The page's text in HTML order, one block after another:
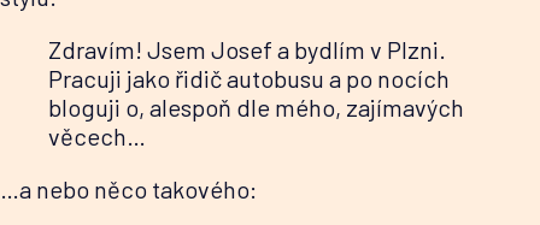
Zdravím! Jsem Josef a bydlím v Plzni.
Pracuji jako řidič autobusu a po nocích
bloguji o, alespoň dle mého, zajímavých
věcech…
…a nebo něco takového: